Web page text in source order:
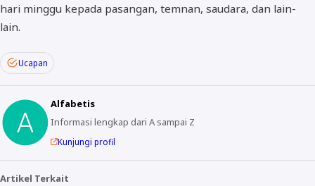
hari minggu kepada pasangan, temnan, saudara, dan lain-
lain.
Ucapan
Alfabetis
Informasi lengkap dari A sampai Z
Kunjungi profil
Artikel Terkait